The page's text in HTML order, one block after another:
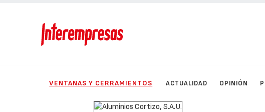
VENTANAS Y CERRAMIENTOS ACTUALIDAD OPINIÓN